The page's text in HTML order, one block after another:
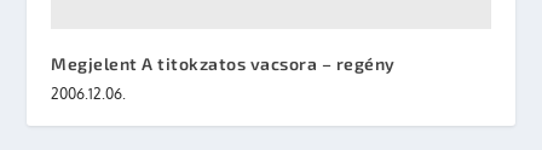
Megjelent A titokzatos vacsora – regény
2006.12.06.